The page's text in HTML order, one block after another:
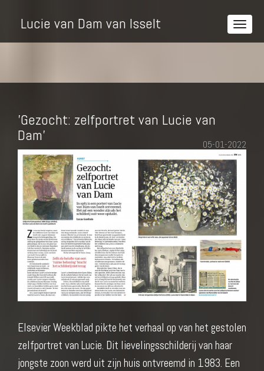
Lucie van Dam van Isselt
'Gezocht: zelfportret van Lucie van
Dam'
05-01-2022
Elsevier Weekblad pikte het verhaal op van het gestolen
zelfportret van Lucie. Dit lievelingsschilderij van haar
jongste zoon werd uit zijn huis ontvreemd in 1983. Een